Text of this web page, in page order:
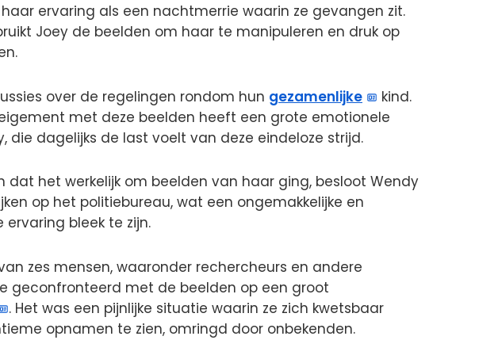
ervaring als een nachtmerrie waarin ze gevangen zit.
Joey de beelden om haar te manipuleren en druk op
over de regelingen rondom hun gezamenlijke
kind.
met deze beelden heeft een grote emotionele
die dagelijks de last voelt van deze eindeloze strijd.
dat het werkelijk om beelden van haar ging, besloot Wendy
op het politiebureau, wat een ongemakkelijke en
bleek te zijn.
zes mensen, waaronder rechercheurs en andere
geconfronteerd met de beelden op een groot
. Het was een pijnlijke situatie waarin ze zich kwetsbaar
opnamen te zien, omringd door onbekenden.